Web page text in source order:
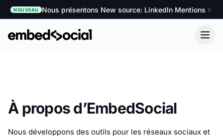
NOUVEAU Nous présentons New source: LinkedIn Mentions
À propos d’EmbedSocial
Nous développons des outils pour les réseaux sociaux et